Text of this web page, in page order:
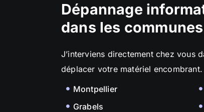
Dépannage
dans les
J’interviens directement chez vous
déplacer votre matériel encombrant.
Montpellier
Grabels